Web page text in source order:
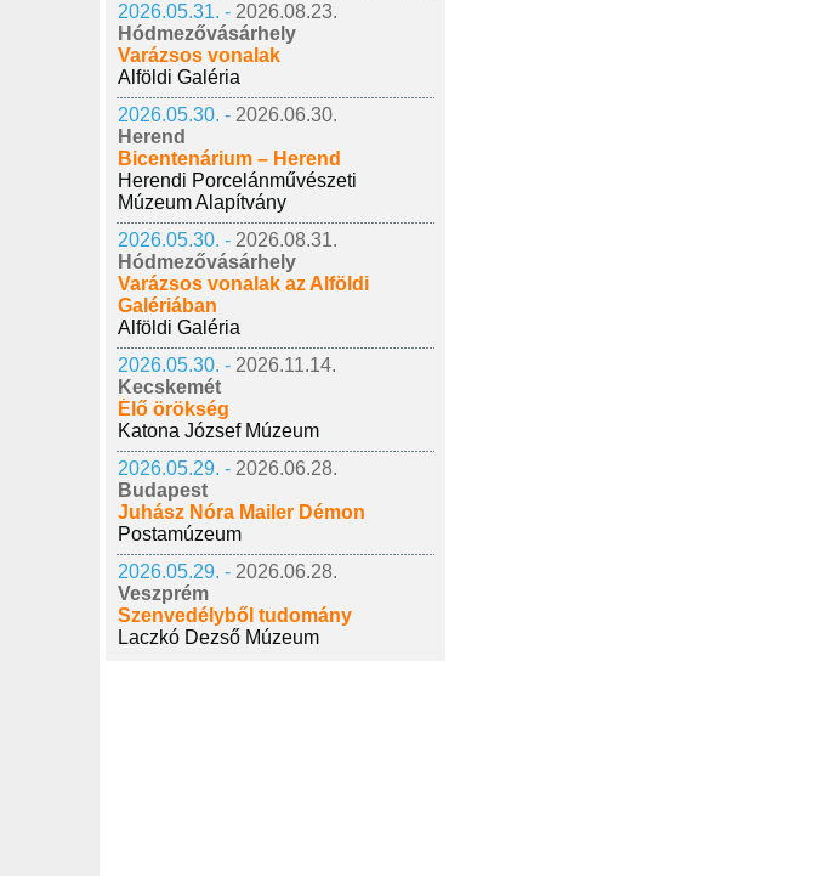
2026.05.31. - 2026.08.23.
Hódmezővásárhely
Varázsos vonalak
Alföldi Galéria
2026.05.30. - 2026.06.30.
Herend
Bicentenárium – Herend
Herendi Porcelánművészeti
Múzeum Alapítvány
2026.05.30. - 2026.08.31.
Hódmezővásárhely
Varázsos vonalak az Alföldi
Galériában
Alföldi Galéria
2026.05.30. - 2026.11.14.
Kecskemét
Élő örökség
Katona József Múzeum
2026.05.29. - 2026.06.28.
Budapest
Juhász Nóra Mailer Démon
Postamúzeum
2026.05.29. - 2026.06.28.
Veszprém
Szenvedélyből tudomány
Laczkó Dezső Múzeum